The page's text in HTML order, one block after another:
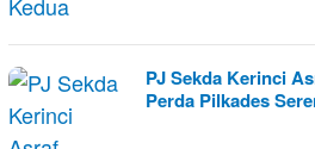
PJ Sekda Kerinci
Perda Pilkades